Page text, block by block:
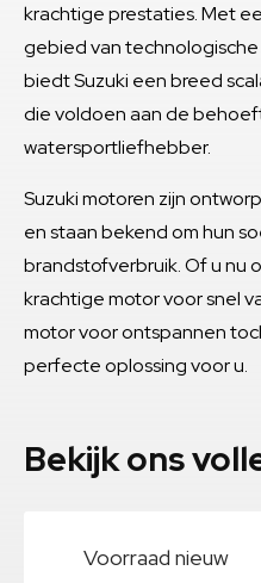
krachtige prestaties. Met
gebied van
biedt Suzuki een breed
die voldoen aan de
watersportliefhebber.
Suzuki motoren zijn
en staan bekend om hun
brandstofverbruik. Of u nu
krachtige motor voor snel
motor voor ontspannen
perfecte oplossing voor u.
Bekijk ons
Voorraad nieuw